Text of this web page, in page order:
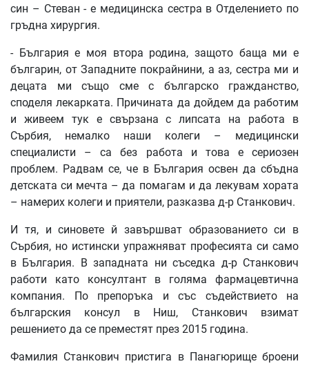
син – Стеван - е медицинска сестра в Отделението по
гръдна хирургия.
- България е моя втора родина, защото баща ми е
българин, от Западните покрайнини, а аз, сестра ми и
децата ми също сме с българско гражданство,
споделя лекарката. Причината да дойдем да работим
и живеем тук е свързана с липсата на работа в
Сърбия, немалко наши колеги – медицински
специалисти – са без работа и това е сериозен
проблем. Радвам се, че в България освен да сбъдна
детската си мечта – да помагам и да лекувам хората
– намерих колеги и приятели, разказва д-р Станкович.
И тя, и синовете й завършват образованието си в
Сърбия, но истински упражняват професията си само
в България. В западната ни съседка д-р Станкович
работи като консултант в голяма фармацевтична
компания. По препоръка и със съдействието на
българския консул в Ниш, Станкович взимат
решението да се преместят през 2015 година.
Фамилия Станкович пристига в Панагюрище броени